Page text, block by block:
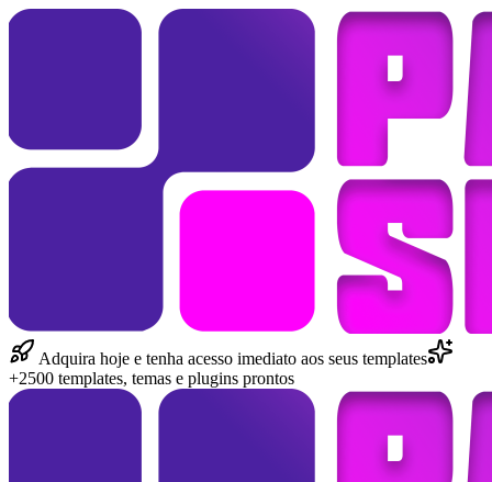
Adquira hoje e tenha acesso imediato aos seus templates
+2500 templates, temas e plugins prontos